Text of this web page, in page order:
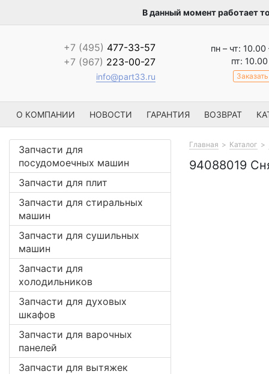
В данный момент работает
+7 (495) 477-33-57
+7 (967) 223-00-27
info@part33.ru
пн – чт: 10.00
пт:
О КОМПАНИИ НОВОСТИ ГАРАНТИЯ ВОЗВРАТ
Запчасти для
посудомоечных машин
Запчасти для плит
Запчасти для стиральных
машин
Запчасти для сушильных
машин
Запчасти для
холодильников
Запчасти для духовых
шкафов
Запчасти для варочных
панелей
Запчасти для вытяжек
Главная Каталог
94088019